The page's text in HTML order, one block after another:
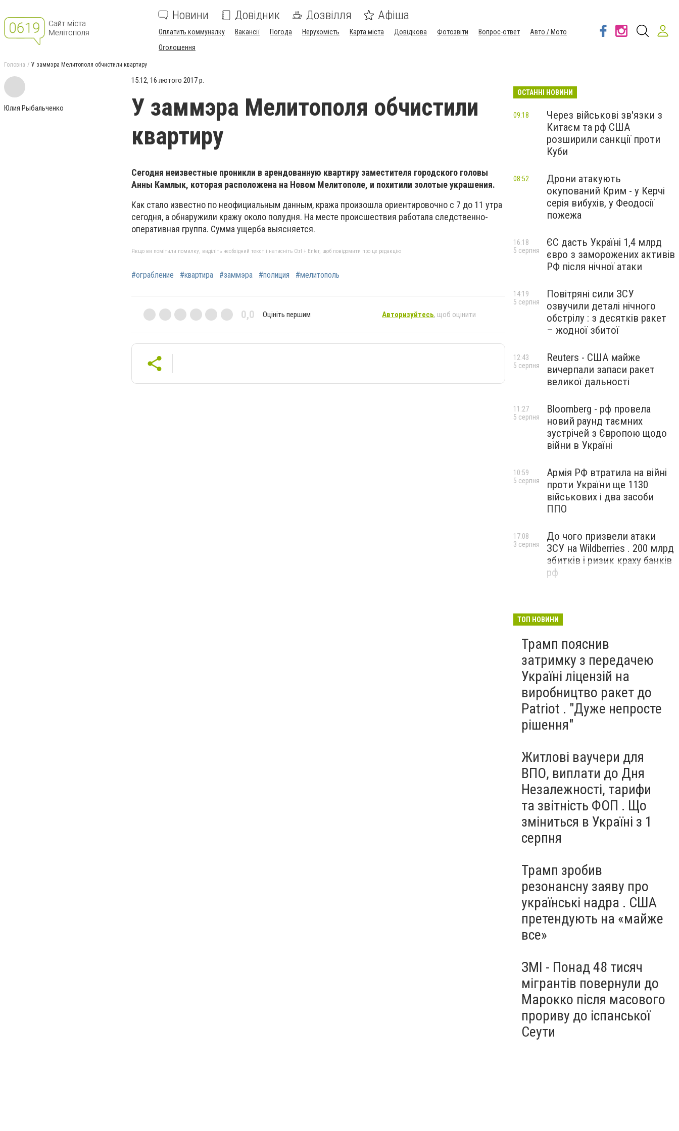
Новини Довідник Дозвілля Афіша
Оплатить коммуналку Вакансії Погода Нерухомість Карта міста Довідкова Фотозвіти Вопрос-ответ
Авто / Мото
Оголошення
Головна У заммэра Мелитополя обчистили квартиру
Юлия Рыбальченко
15:12, 16 лютого 2017 р.
У заммэра Мелитополя обчистили
квартиру
Сегодня неизвестные проникли в арендованную квартиру заместителя городского головы
Анны Камлык, которая расположена на Новом Мелитополе, и похитили золотые украшения.
Как стало известно по неофициальным данным, кража произошла ориентировочно с 7 до 11 утра
сегодня, а обнаружили кражу около полудня. На месте происшествия работала следственно-
оперативная группа. Сумма ущерба выясняется.
Якщо ви помітили помилку, виділіть необхідний текст і натисніть Ctrl + Enter, щоб повідомити про це редакцію
#ограбление #квартира #заммэра #полиция #мелитополь
0,0 Оцініть першим Авторизуйтесь, щоб оцінити
ОСТАННІ НОВИНИ
Через військові зв'язки з
Китаєм та рф США
розширили санкції проти
Куби
09:18
Дрони атакують
окупований Крим - у Керчі
серія вибухів, у Феодосії
пожежа
08:52
ЄС дасть Україні 1,4 млрд
євро з заморожених активів
РФ після нічної атаки
16:18
5 серпня
Повітряні сили ЗСУ
озвучили деталі нічного
обстрілу : з десятків ракет
– жодної збитої
14:19
5 серпня
Reuters - США майже
вичерпали запаси ракет
великої дальності
12:43
5 серпня
Bloomberg - рф провела
новий раунд таємних
зустрічей з Європою щодо
війни в Україні
11:27
5 серпня
Армія РФ втратила на війні
проти України ще 1130
військових і два засоби
ППО
10:59
5 серпня
До чого призвели атаки
ЗСУ на Wildberries . 200 млрд
збитків і ризик краху банків
рф
17:08
3 серпня
ТОП НОВИНИ
Трамп пояснив
затримку з передачею
Україні ліцензій на
виробництво ракет до
Patriot . "Дуже непросте
рішення"
Житлові ваучери для
ВПО, виплати до Дня
Незалежності, тарифи
та звітність ФОП . Що
зміниться в Україні з 1
серпня
Трамп зробив
резонансну заяву про
українські надра . США
претендують на «майже
все»
ЗМІ - Понад 48 тисяч
мігрантів повернули до
Марокко після масового
прориву до іспанської
Сеути